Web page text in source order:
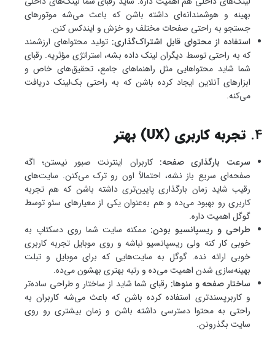
بهینه و هوشمندانه‌ای داشته باشن که باعث می‌شه موتورهای
جستجو به راحتی صفحات مختلف رو خزش و ایندکس کنن.
استفاده از محتوای قابل اشتراک‌گذاری: تولید محتواهای ارزشمند
که به راحتی توسط دیگران لینک داده بشه، استراتژی مؤثریه. رقبای
شما شاید محتواهایی مثل راهنماهای جامع، تحقیق‌های خاص و
ابزارهای آنلاین ایجاد کرده باشن که به راحتی بک‌لینک دریافت
می‌کنه.
4. تجربه کاربری (UX) بهتر
سرعت بارگذاری صفحه: کاربران اینترنت صبور نیستن؛ اگه
صفحه‌ای سریع باز نشه، احتمالاً اون رو ترک می‌کنن. سایت‌های
رقیب شاید زمان بارگذاری پایین‌تری داشته باشن که هم تجربه
کاربری رو بهبود می‌ده و هم به‌عنوان یکی از معیارهای سئو توسط
گوگل اهمیت داره.
طراحی و ریسپانسیو بودن: ممکنه سایت شما روی دسکتاپ به
خوبی کار کنه ولی ریسپانسیو نباشه و روی موبایل تجربه کاربری
خوبی ارائه نده. گوگل به سایت‌هایی که برای موبایل و تبلت
بهینه‌سازی شدن اهمیت می‌ده و رتبه بهتری بهشون می‌ده.
ساختار صفحه و منوها: رقبای شما شاید از ساختار و طراحی ساده‌تر
و کاربرپسندتری استفاده کرده باشن که باعث می‌شه کاربران به
راحتی به محتوا دسترسی داشته باشن و زمان بیشتری رو روی
سایت بگذرونن.